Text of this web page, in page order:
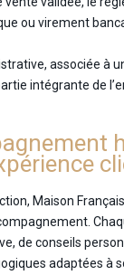
ou virement
associée à
intégrante de
Maison
de conseils
adaptées à